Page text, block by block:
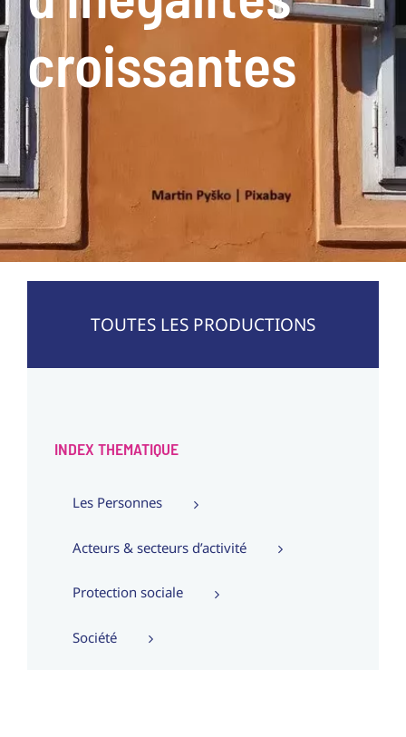
croissantes
TOUTES LES PRODUCTIONS
INDEX THEMATIQUE
Les Personnes
Acteurs & secteurs d’activité
Protection sociale
Société